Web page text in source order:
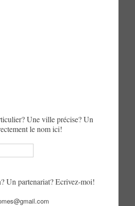
Une ville précise? Un
le nom ici!
Un partenariat? Ecrivez-moi!